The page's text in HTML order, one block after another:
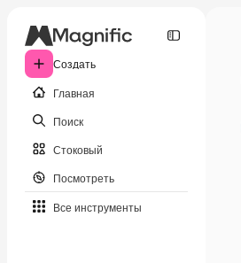
Создать
Главная
Поиск
Стоковый
Посмотреть
Все инструменты